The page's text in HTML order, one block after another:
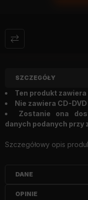
SZCZEGÓŁY
Ten produkt
Nie zawiera CD-DVD
Zostanie ona
danych podanych przy
Szczegółowy opis
DANE
OPINIE